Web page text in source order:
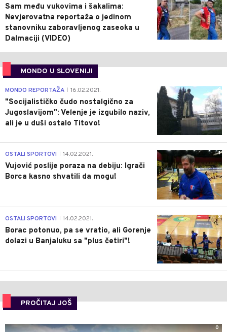
Sam među vukovima i šakalima:
Nevjerovatna reportaža o jedinom
stanovniku zaboravljenog zaseoka u
Dalmaciji (VIDEO)
MONDO U SLOVENIJI
4
MONDO REPORTAŽA 16.02.2021.
"Socijalističko čudo nostalgično za
Jugoslavijom": Velenje je izgubilo naziv,
ali je u duši ostalo Titovo!
1
OSTALI SPORTOVI 14.02.2021.
Vujović poslije poraza na debiju: Igrači
Borca kasno shvatili da mogu!
3
OSTALI SPORTOVI 14.02.2021.
Borac potonuo, pa se vratio, ali Gorenje
dolazi u Banjaluku sa "plus četiri"!
PROČITAJ JOŠ
0